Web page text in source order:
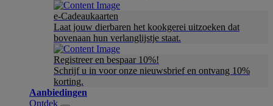
e-Cadeaukaarten
Laat jouw dierbaren het kookgerei uitzoeken dat
bovenaan hun verlanglijstje staat.
Registreer en bespaar 10%!
Schrijf u in voor onze nieuwsbrief en ontvang 10%
korting.
Aanbiedingen
Ontdek